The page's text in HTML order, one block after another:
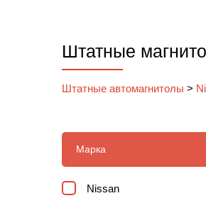
Штатные
Штатные автомагнитолы >
Марка
Nissan